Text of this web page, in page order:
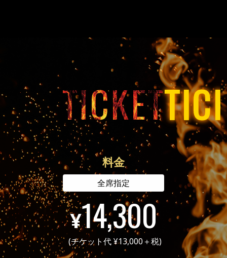
は、以降の先行受付・一般発売等では受付対象外となる
※チケットは、紛失・盗難・破損等含むいかなる場合でも
再発行いたしません。
※公演中止、または延期の場合を除き、体調不良、荒天
等、いかなる理由でもチケットの払い戻しはいたしませ
ん。あらかじめご了承のうえ、お申し込みください。
※6歳以上有料、5歳以下入場不可
※開場時間・開演時間が変更になる場合がございます。
※出演者が変更となる場合がございます。
※都合により興行内容の一部を変更する場合がございま
す。
※着席指定席が含まれる場合がございます。着席指定席と
は、公演中必ずご着席いただくお席となります。
※ステージの形状・ライブの構成・会場の特性等によって
は、出演者や演出などが見えない場合がございますの
で、あらかじめご了承ください。
TICKET
料金
全席指定
¥14,300
(チケット代 ¥13,000＋税)